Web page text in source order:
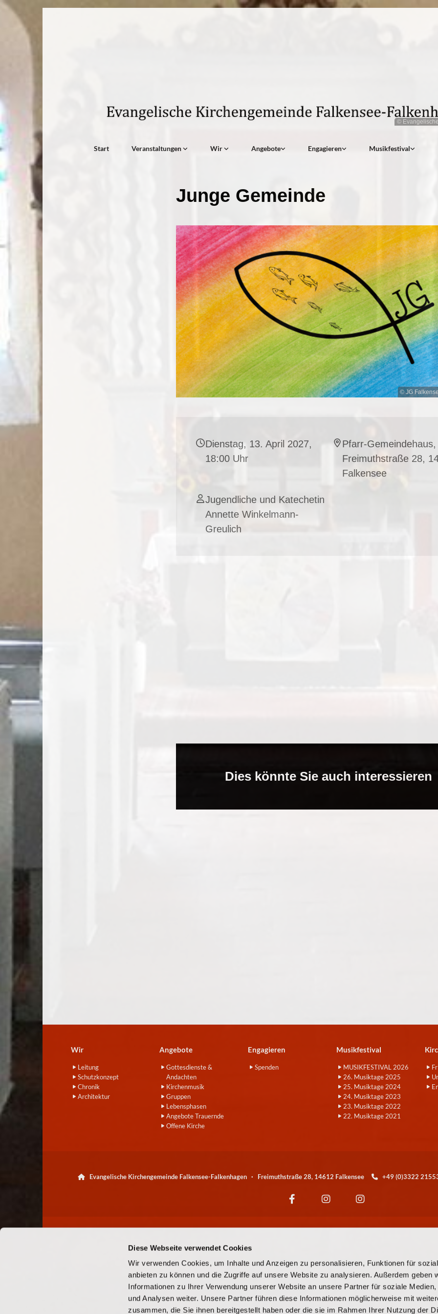
Diese Webseite verwendet Cookies
Wir verwenden Cookies, um Inhalte und Anzeigen zu personalisieren, Funktionen für
anbieten zu können und die Zugriffe auf unsere Website zu analysieren. Außerdem geben
Informationen zu Ihrer Verwendung unserer Website an unsere Partner für soziale Medien,
und Analysen weiter. Unsere Partner führen diese Informationen möglicherweise mit
zusammen, die Sie ihnen bereitgestellt haben oder die sie im Rahmen Ihrer Nutzung der
©
Start Veranstaltungen Wir Angebote Engagieren Musikfestival
Junge Gemeinde
© JG
Dienstag, 13. April 2027,
18:00 Uhr
Pfarr-Gemeindehaus,
Freimuthstraße 28,
Falkensee
Jugendliche und Katechetin
Annette Winkelmann-
Greulich
Dies könnte Sie auch interessieren
Wir
Leitung
Schutzkonzept
Chronik
Architektur
Angebote
Gottesdienste &
Andachten
Kirchenmusik
Gruppen
Lebensphasen
Angebote Trauernde
Offene Kirche
Engagieren
Spenden
Musikfestival
MUSIKFESTIVAL 2026
26. Musiktage 2025
25. Musiktage 2024
24. Musiktage 2023
23. Musiktage 2022
22. Musiktage 2021
 Evangelische Kirchengemeinde Falkensee-Falkenhagen · Freimuthstraße 28, 14612 Falkensee  +49 (0)3322
© EKBO
© Evangelische Kirchengemeinde Falkensee-Falkenhagen
Cookie-Richtlinie